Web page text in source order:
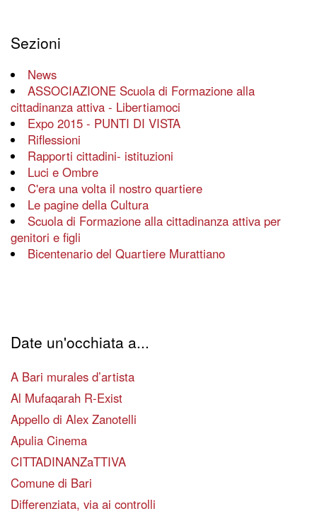
Sezioni
News
ASSOCIAZIONE Scuola di Formazione alla
cittadinanza attiva - Libertiamoci
Expo 2015 - PUNTI DI VISTA
Riflessioni
Rapporti cittadini- istituzioni
Luci e Ombre
C'era una volta il nostro quartiere
Le pagine della Cultura
Scuola di Formazione alla cittadinanza attiva per
genitori e figli
Bicentenario del Quartiere Murattiano
Date un'occhiata a...
A Bari murales d’artista
Al Mufaqarah R-Exist
Appello di Alex Zanotelli
Apulia Cinema
CITTADINANZaTTIVA
Comune di Bari
Differenziata, via ai controlli